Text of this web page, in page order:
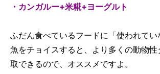
・カンガルー+米糀+ヨーグルト
ふだん食べているフードに「使われて
魚をチョイスすると、より多くの動物
取できるので、オススメですよ。